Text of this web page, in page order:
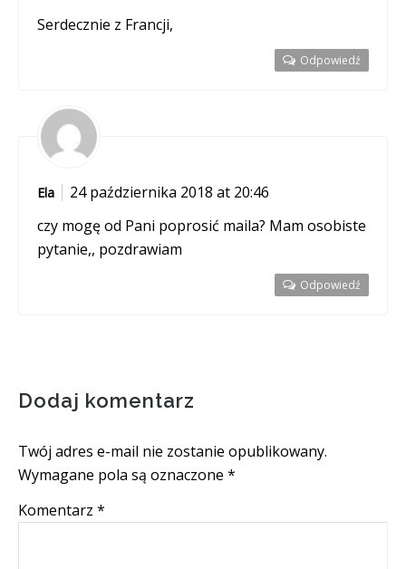
Serdecznie z Francji,
Odpowiedź
Ela
24 października 2018 at 20:46
czy mogę od Pani poprosić maila? Mam osobiste
pytanie,, pozdrawiam
Odpowiedź
Dodaj komentarz
Twój adres e-mail nie zostanie opublikowany.
Wymagane pola są oznaczone *
Komentarz *